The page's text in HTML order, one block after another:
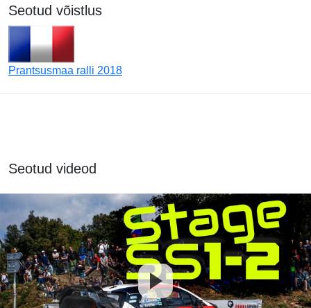
Seotud võistlus
Prantsusmaa ralli 2018
Seotud videod